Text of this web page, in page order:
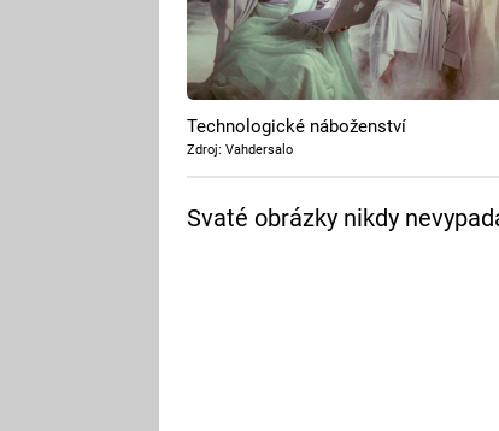
Technologické náboženství
Zdroj: Vahdersalo
Svaté obrázky nikdy